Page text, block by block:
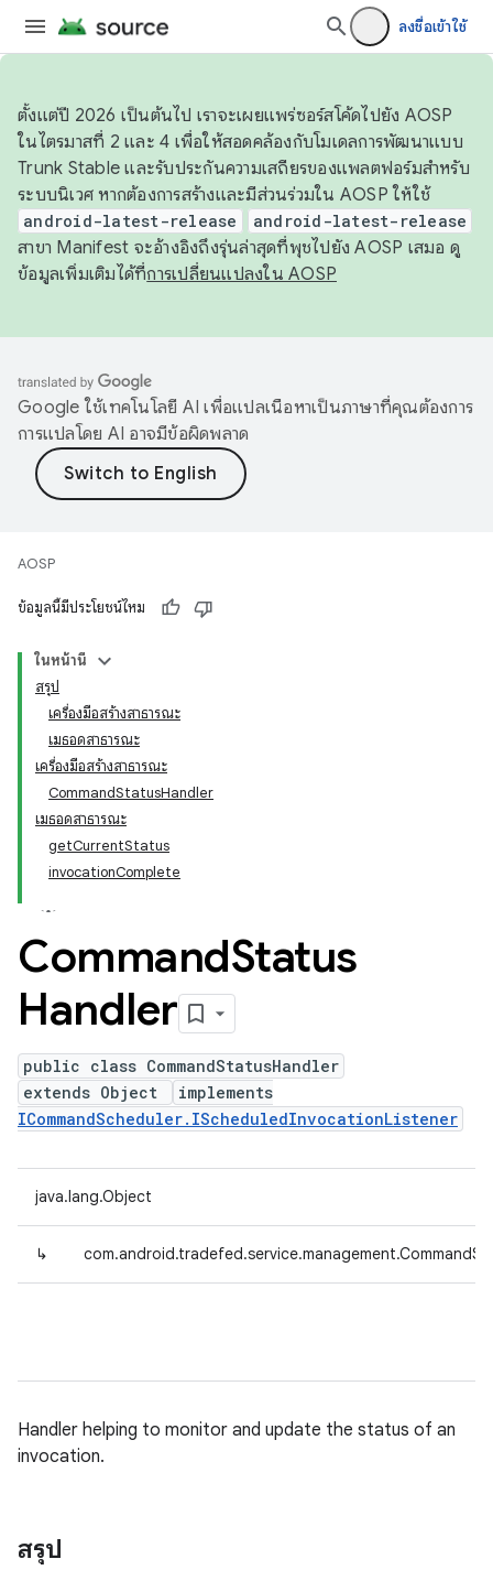
ลงชื่อเข้าใช้
ตั้งแต่ปี 2026 เป็นต้นไป เราจะเผยแพร่ซอร์สโค้ดไปยัง AOSP
ในไตรมาสที่ 2 และ 4 เพื่อให้สอดคล้องกับโมเดลการพัฒนาแบบ
Trunk Stable และรับประกันความเสถียรของแพลตฟอร์มสำหรับ
ระบบนิเวศ หากต้องการสร้างและมีส่วนร่วมใน AOSP ให้ใช้
android-latest-release android-latest-release
สาขา Manifest จะอ้างอิงถึงรุ่นล่าสุดที่พุชไปยัง AOSP เสมอ ดู
ข้อมูลเพิ่มเติมได้ที่การเปลี่ยนแปลงใน AOSP
Google ใช้เทคโนโลยี AI เพื่อแปลเนื้อหาเป็นภาษาที่คุณต้องการ
การแปลโดย AI อาจมีข้อผิดพลาด
AOSP
ข้อมูลนี้มีประโยชน์ไหม
ในหน้านี้
สรุป
เครื่องมือสร้างสาธารณะ
เมธอดสาธารณะ
เครื่องมือสร้างสาธารณะ
CommandStatusHandler
เมธอดสาธารณะ
getCurrentStatus
invocationComplete
CommandStatus
Handler
public class CommandStatusHandler
extends Object
implements
ICommandScheduler.IScheduledInvocationListener
java.lang.Object
↳
Handler helping to monitor and update the status of an
invocation.
สรุป